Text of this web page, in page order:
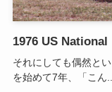
1976 US National
それにしても偶然と
を始めて7年、「こん...